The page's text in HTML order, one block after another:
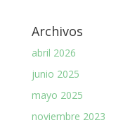
Archivos
abril 2026
junio 2025
mayo 2025
noviembre 2023